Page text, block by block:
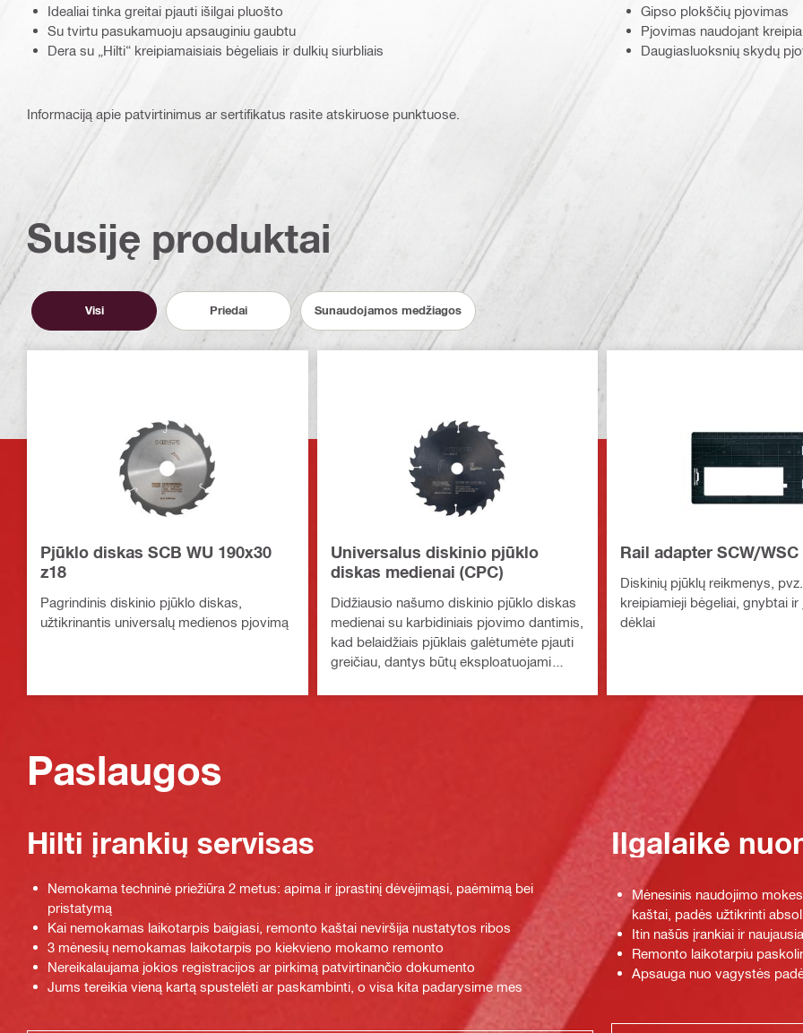
Idealiai tinka greitai pjauti išilgai pluošto
Su tvirtu pasukamuoju apsauginiu gaubtu
Dera su „Hilti“ kreipiamaisiais bėgeliais ir dulkių siurbliais
Gipso plokščių pjovimas
Pjovimas naudojant
Daugiasluoksnių skydų
Informaciją apie patvirtinimus ar sertifikatus rasite atskiruose punktuose.
Susiję produktai
Visi Priedai Sunaudojamos medžiagos
Pjūklo diskas SCB WU 190x30
z18
Pagrindinis diskinio pjūklo diskas,
užtikrinantis universalų medienos pjovimą
Universalus diskinio pjūklo
diskas medienai (CPC)
Didžiausio našumo diskinio pjūklo diskas
medienai su karbidiniais pjovimo dantimis,
kad belaidžiais pjūklais galėtumėte pjauti
greičiau, dantys būtų eksploatuojami
našumas
Rail adapter SCW/WSC
Diskinių pjūklų reikmenys,
kreipiamieji bėgeliai, gnybtai ir
dėklai
Paslaugos
Hilti įrankių servisas
Nemokama techninė priežiūra 2 metus: apima ir įprastinį dėvėjimąsi, paėmimą bei
pristatymą
Kai nemokamas laikotarpis baigiasi, remonto kaštai neviršija nustatytos ribos
3 mėnesių nemokamas laikotarpis po kiekvieno mokamo remonto
Nereikalaujama jokios registracijos ar pirkimą patvirtinančio dokumento
Jums tereikia vieną kartą spustelėti ar paskambinti, o visa kita padarysime mes
Ilgalaikė
Mėnesinis naudojimo
kaštai, padės užtikrinti
Itin našūs įrankiai ir
Remonto laikotarpiu
Apsauga nuo vagystės